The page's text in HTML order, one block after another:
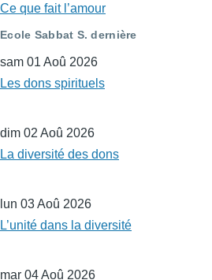
Ce que fait l’amour
Ecole Sabbat S. dernière
sam 01 Aoû 2026
Les dons spirituels
dim 02 Aoû 2026
La diversité des dons
lun 03 Aoû 2026
L’unité dans la diversité
mar 04 Aoû 2026